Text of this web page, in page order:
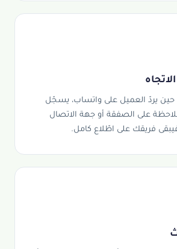
حين يردّ العميل على واتساب، يسجّل
على الصفقة أو جهة الاتصال